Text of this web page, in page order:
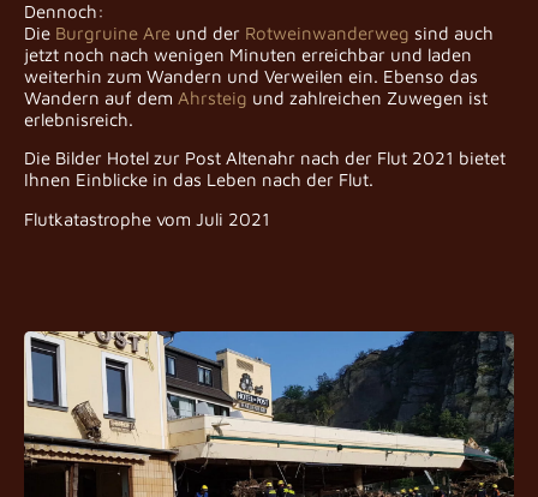
Dennoch:
Die Burgruine Are und der Rotweinwanderweg sind auch
jetzt noch nach wenigen Minuten erreichbar und laden
weiterhin zum Wandern und Verweilen ein. Ebenso das
Wandern auf dem Ahrsteig und zahlreichen Zuwegen ist
erlebnisreich.
Die Bilder Hotel zur Post Altenahr nach der Flut 2021 bietet
Ihnen Einblicke in das Leben nach der Flut.
Flutkatastrophe vom Juli 2021